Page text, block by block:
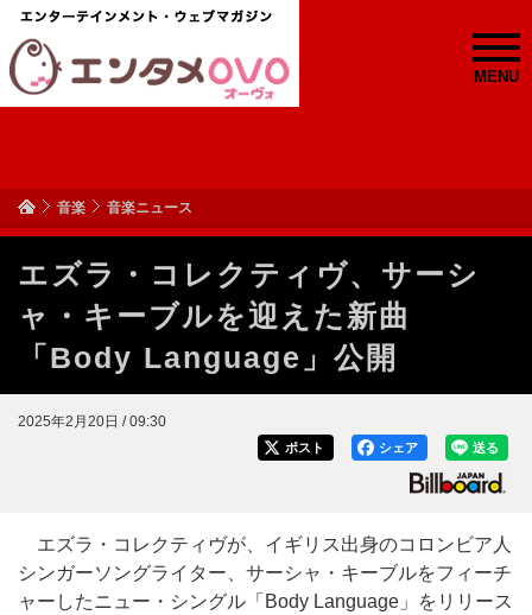
MENU
音楽 音楽ニュース
エズラ・コレクティヴ、サーシ
ャ・キーブルを迎えた新曲
「Body Language」公開
2025年2月20日 / 09:30
送る
シェア
ポスト
エズラ・コレクティヴが、イギリス出身のコロンビア人
シンガーソングライター、サーシャ・キーブルをフィーチ
ャーしたニュー・シングル「Body Language」をリリース